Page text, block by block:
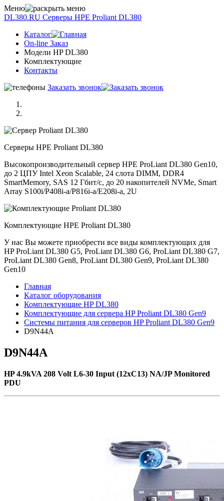
Меню
DL380.RU Серверы НРE Prоliаnt DL380
Каталог
On-line Заказ
Модели HP DL380
Комплектующие
Контакты
Заказать звонок
Серверы НРE Prоliаnt DL380
Высокопроизводительный сервер HPE ProLiant DL380 Gen10,
до 2 ЦПУ Intel Xeon Scalable, 24 слота DIMM, DDR4
SmartMemory, SAS 12 Гбит/с, до 20 накопителей NVMe, Smart
Array S100i/P408i-a/P816i-a/E208i-a, 2U
Комплектующие НРE Prоliаnt DL380
У нас Вы можете приобрести все виды комплектующих для
HP ProLiant DL380 G5, ProLiant DL380 G6, ProLiant DL380 G7,
ProLiant DL380 Gen8, ProLiant DL380 Gen9, ProLiant DL380
Gen10
Главная
Каталог оборудования
Комплектующие HP DL380
Комплектующие для сервера HP Proliant DL380 Gen9
Системы питания для серверов HP Proliant DL380 Gen9
D9N44A
D9N44A
HP 4.9kVA 208 Volt L6-30 Input (12xC13) NA/JP Monitored
PDU